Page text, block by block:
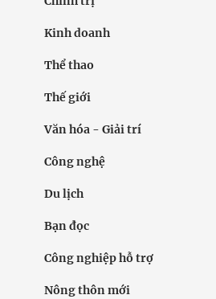
Kinh doanh
Thể thao
Thế giới
Văn hóa - Giải trí
Công nghệ
Du lịch
Bạn đọc
Công nghiệp hỗ trợ
Nông thôn mới